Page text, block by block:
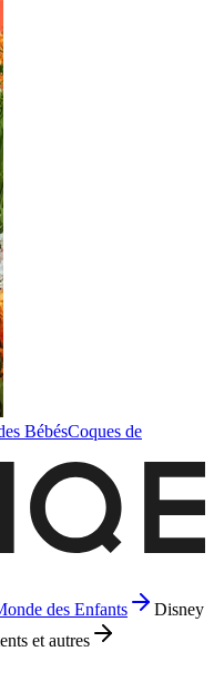
BébésCoques de
des Enfants
Disney
et autres